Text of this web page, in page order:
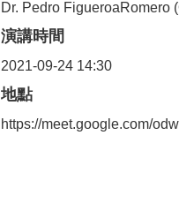
Dr. Pedro FigueroaRomero
演講時間
2021-09-24 14:30
地點
https://meet.google.com/